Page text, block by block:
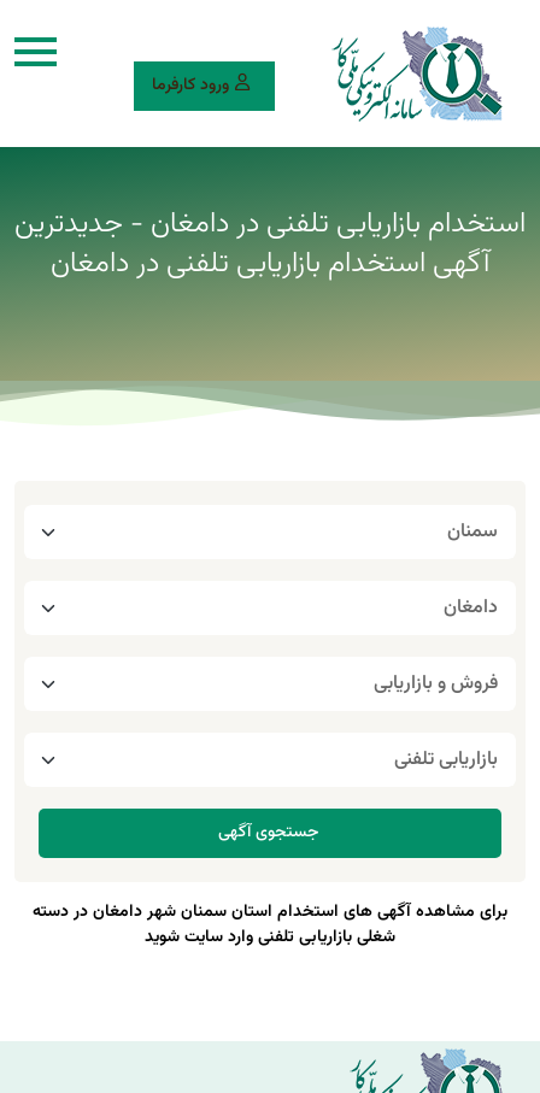
ورود کارفرما
استخدام بازاریابی تلفنی در دامغان - جدیدترین
آگهی استخدام بازاریابی تلفنی در دامغان
برای مشاهده آگهی های استخدام استان سمنان شهر دامغان در دسته
شغلی بازاریابی تلفنی وارد سایت شوید